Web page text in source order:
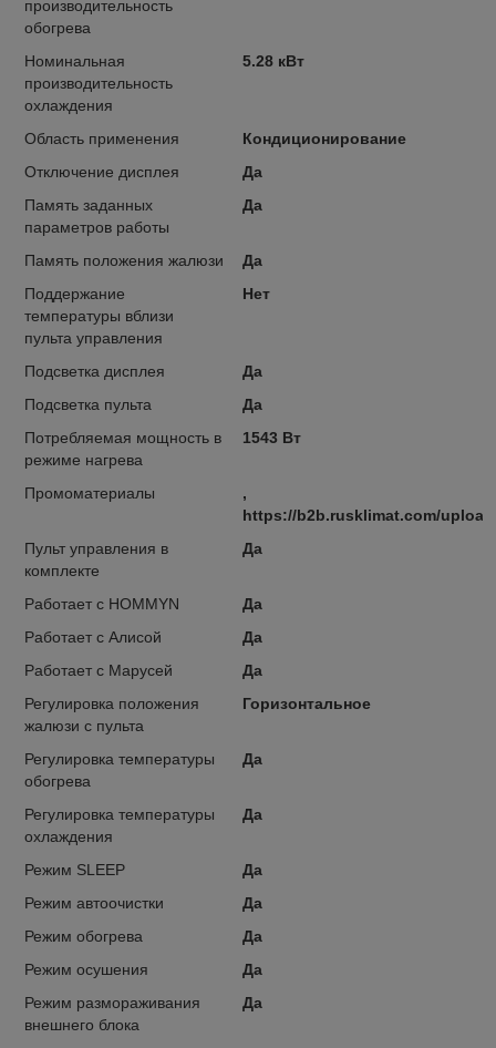
производительность
обогрева
Номинальная
производительность
охлаждения
5.28 кВт
Область применения
Кондиционирование
Отключение дисплея
Да
Память заданных
параметров работы
Да
Память положения жалюзи
Да
Поддержание
температуры вблизи
пульта управления
Нет
Подсветка дисплея
Да
Подсветка пульта
Да
Потребляемая мощность в
режиме нагрева
1543 Вт
Промоматериалы
,
https://b2b.rusklimat.com/
Пульт управления в
комплекте
Да
Работает с HOMMYN
Да
Работает с Алисой
Да
Работает с Марусей
Да
Регулировка положения
жалюзи с пульта
Горизонтальное
Регулировка температуры
обогрева
Да
Регулировка температуры
охлаждения
Да
Режим SLEEP
Да
Режим автоочистки
Да
Режим обогрева
Да
Режим осушения
Да
Режим размораживания
внешнего блока
Да